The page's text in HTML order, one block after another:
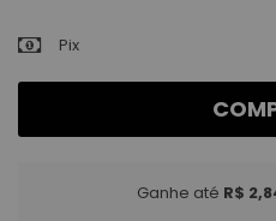
Pix
Ganhe até R$